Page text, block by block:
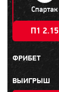
Спартак
П1 2.15
ФРИБЕТ
ВЫИГРЫШ